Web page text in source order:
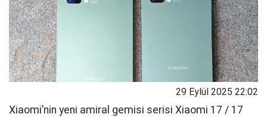
29 Eylül 2025 22:02
Xiaomi’nin yeni amiral gemisi serisi Xiaomi 17 / 17